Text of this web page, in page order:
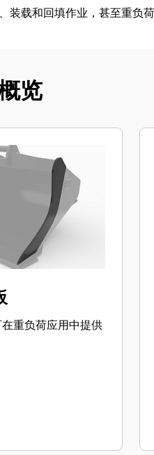
装载和回填作业，甚至重负
览
重负荷应用中提供